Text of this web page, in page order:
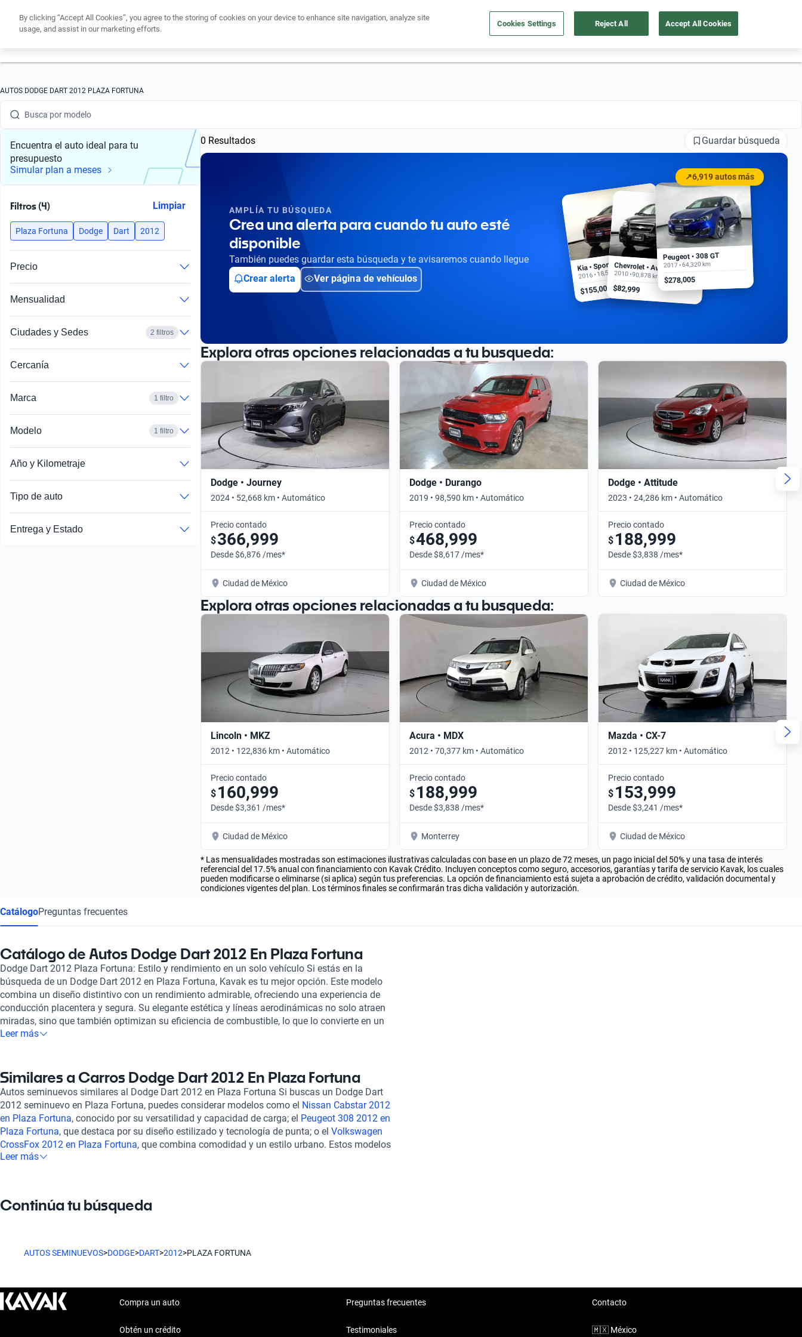
Cuida tu auto Nosotros 55 4162 9202 Ubicación
AUTOS DODGE DART 2012 PLAZA FORTUNA
Busca por marca
Busca por modelo
Busca por versión
Busca por año
Busca por modelo
Busca por año
Encuentra el auto ideal para tu
presupuesto
Simular plan a meses
Filtros (4) Limpiar
Plaza Fortuna Dodge Dart 2012
Precio
Mensualidad
Ciudades y Sedes 2 filtros
Cercanía
Marca 1 filtro
Modelo 1 filtro
Año y Kilometraje
Tipo de auto
Entrega y Estado
0 Resultados Guardar búsqueda
AMPLÍA TU BÚSQUEDA
Crea una alerta para cuando tu auto esté
disponible
También puedes guardar esta búsqueda y te avisaremos cuando llegue
Crear alerta
Ver página de vehículos
↗6,919 autos más
Kia • Sportage EX
2016 • 18,500 km
$155,000
Chevrolet • Aveo
2010 • 90,878 km
$82,999
Peugeot • 308 GT
2017 • 64,320 km
$278,005
Explora otras opciones relacionadas a tu busqueda:
Dodge • Journey
2024 • 52,668 km • Automático
Precio contado
$366,999
Desde $6,876 /mes*
Ciudad de México
Dodge • Durango
2019 • 98,590 km • Automático
Precio contado
$468,999
Desde $8,617 /mes*
Ciudad de México
Dodge • Attitude
2023 • 24,286 km • Automático
Precio contado
$ 188,999
Desde $3,838 /mes*
Ciudad de México
Explora otras opciones relacionadas a tu busqueda:
Lincoln • MKZ
2012 • 122,836 km • Automático
Precio contado
$ 160,999
Desde $3,361 /mes*
Ciudad de México
Acura • MDX
2012 • 70,377 km • Automático
Precio contado
$ 188,999
Desde $3,838 /mes*
Monterrey
Mazda • CX-7
2012 • 125,227 km • Automático
Precio contado
$ 153,999
Desde $3,241 /mes*
Ciudad de México
* Las mensualidades mostradas son estimaciones ilustrativas calculadas con base en un plazo de 72 meses, un pago inicial del 50% y una tasa de interés
referencial del 17.5% anual con financiamiento con Kavak Crédito. Incluyen conceptos como seguro, accesorios, garantías y tarifa de servicio Kavak, los cuales
pueden modificarse o eliminarse (si aplica) según tus preferencias. La opción de financiamiento está sujeta a aprobación de crédito, validación documental y
condiciones vigentes del plan. Los términos finales se confirmarán tras dicha validación y autorización.
CatálogoPreguntas frecuentes
Catálogo de Autos Dodge Dart 2012 En Plaza Fortuna
Dodge Dart 2012 Plaza Fortuna: Estilo y rendimiento en un solo vehículo Si estás en la
búsqueda de un Dodge Dart 2012 en Plaza Fortuna, Kavak es tu mejor opción. Este modelo
combina un diseño distintivo con un rendimiento admirable, ofreciendo una experiencia de
conducción placentera y segura. Su elegante estética y líneas aerodinámicas no solo atraen
miradas, sino que también optimizan su eficiencia de combustible, lo que lo convierte en un
vehículo práctico para el día a día. En Kavak, cada Dodge Dart 2012 pasa por una exhaustiva
adquirir un auto seminuevo. Además, si requieres financiamiento, Kavak ofrece opciones
flexibles que se adaptan a tus necesidades, permitiendo que tu compra sea más accesible. La
experiencia de compra es completamente en línea, lo que te permite explorar el catálogo de
Dodge Dart 2012 desde la comodidad de tu hogar. También contamos con un sólido soporte
postventa, asegurando que cualquier duda o inconveniente que tengas sea atendido de manera
eficaz. Si deseas mayor tranquilidad, puedes optar por una garantía extendida, lo que refuerza
la seguridad de tu inversión. No pierdas la oportunidad de adquirir un Dodge Dart 2012 en
Leer más
Similares a Carros Dodge Dart 2012 En Plaza Fortuna
Autos seminuevos similares al Dodge Dart 2012 en Plaza Fortuna Si buscas un Dodge Dart
2012 seminuevo en Plaza Fortuna, puedes considerar modelos como el Nissan Cabstar 2012
en Plaza Fortuna, conocido por su versatilidad y capacidad de carga; el Peugeot 308 2012 en
Plaza Fortuna, que destaca por su diseño estilizado y tecnología de punta; o el Volkswagen
CrossFox 2012 en Plaza Fortuna, que combina comodidad y un estilo urbano. Estos modelos
ofrecen características atractivas y pueden ser opciones viables para quienes buscan un
Leer más
Continúa tu búsqueda
AUTOS SEMINUEVOS>DODGE>DART>2012>PLAZA FORTUNA
Compra un auto
Obtén un crédito
Preguntas frecuentes
Testimoniales
Contacto
🇲🇽 México
By clicking “Accept All Cookies”, you agree to the storing of cookies on your device to enhance site navigation, analyze site
usage, and assist in our marketing efforts.
Cookies Settings Reject All Accept All Cookies